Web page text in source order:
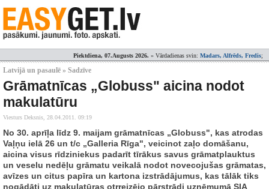
Piektdiena, 07.Augusts 2026. » Vārdadienas svin: Madars, Alfrēds, Fredis;
Latvijā un pasaulē » Sadzīve
Grāmatnīcas „Globuss" aicina nodot
makulatūru
Viesturs Deksnis, 28.04.2011. 09:19
No 30. aprīļa līdz 9. maijam grāmatnīcas „Globuss", kas atrodas
Vaļņu ielā 26 un t/c „Galleria Rīga", veicinot zaļo domāšanu,
aicina visus rīdziniekus padarīt tīrākus savus grāmatplauktus
un veselu nedēļu grāmatu veikalā nodot novecojušas grāmatas,
avīzes un citus papīra un kartona izstrādājumus, kas tālāk tiks
nogādāti uz makulatūras otrreizējo pārstrādi uzņēmumā SIA